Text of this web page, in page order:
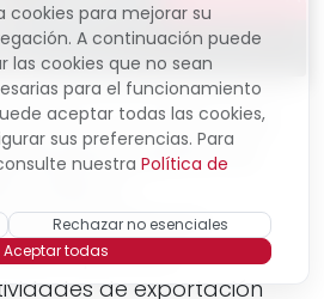
Balears ha abiertouna
para proyectos de
asociaciones
que estén
de exportación
cookies para mejorar su
A continuación puede
las cookies que no sean
para el funcionamiento
aceptar todas las cookies,
sus preferencias. Para
nuestra Política de
Rechazar no esenciales
Aceptar todas